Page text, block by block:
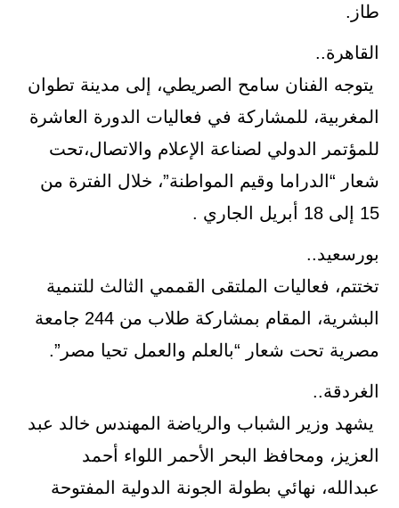
طاز.
القاهرة..
يتوجه الفنان سامح الصريطي، إلى مدينة تطوان
المغربية، للمشاركة في فعاليات الدورة العاشرة
للمؤتمر الدولي لصناعة الإعلام والاتصال،تحت
شعار “الدراما وقيم المواطنة”، خلال الفترة من
15 إلى 18 أبريل الجاري .
بورسعيد..
تختتم، فعاليات الملتقى القممي الثالث للتنمية
البشرية، المقام بمشاركة طلاب من 244 جامعة
مصرية تحت شعار “بالعلم والعمل تحيا مصر”.
الغردقة..
يشهد وزير الشباب والرياضة المهندس خالد عبد
العزيز، ومحافظ البحر الأحمر اللواء أحمد
عبدالله، نهائي بطولة الجونة الدولية المفتوحة